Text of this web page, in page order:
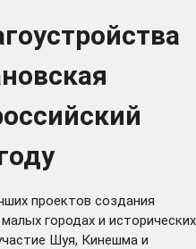
проектов создания
городах и исторических
Шуя, Кинешма и